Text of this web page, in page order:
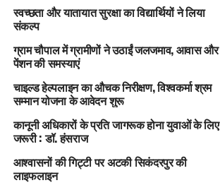
स्वच्छता और यातायात सुरक्षा का विद्यार्थियों ने लिया
संकल्प
ग्राम चौपाल में ग्रामीणों ने उठाईं जलजमाव, आवास और
पेंशन की समस्याएं
चाइल्ड हेल्पलाइन का औचक निरीक्षण, विश्वकर्मा श्रम
सम्मान योजना के आवेदन शुरू
कानूनी अधिकारों के प्रति जागरूक होना युवाओं के लिए
जरूरी : डॉ. हंसराज
आश्वासनों की गिट्टी पर अटकी सिकंदरपुर की
लाइफलाइन